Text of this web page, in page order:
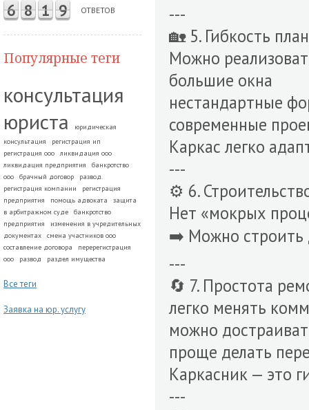
6 8 1 9 ОТВЕТОВ
Популярные теги
консультация
юриста
юридическая
консультация
регистрация ип
регистрация ооо
ликвидация ооо
ликвидация предприятия
банкротство
ооо
брачный договор
развод.
регистрация компании
регистрация
предприятия
помощь адвоката
защита
в арбитражном суде
банкротство
предприятия
изменения в учредительных
документах
смена участников ооо
составление договора
перерегистрация
ооо
развод раздел имущества
Все теги
Заявка на юр. услугу
---
🏡 5. Гибкость
Можно
большие окна
нестандартные
современные
Каркас легко
---
⚙️ 6.
Нет «мокрых
➡️ Можно строить
---
🔄 7. Простота
легко менять
можно
проще делать
Каркасник — это
---